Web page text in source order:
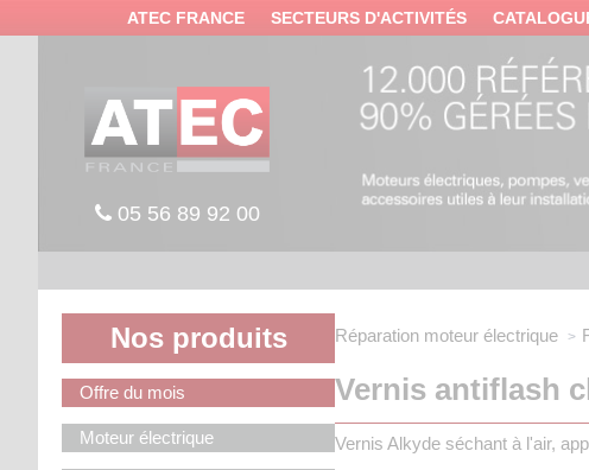
ATEC FRANCE SECTEURS D'ACTIVITÉS
05 56 89 92 00
Nos produits
Offre du mois
Moteur électrique
Réparation moteur électrique
Vernis antiflash
Vernis Alkyde séchant à l'air,
Panneau de gestion des cookies